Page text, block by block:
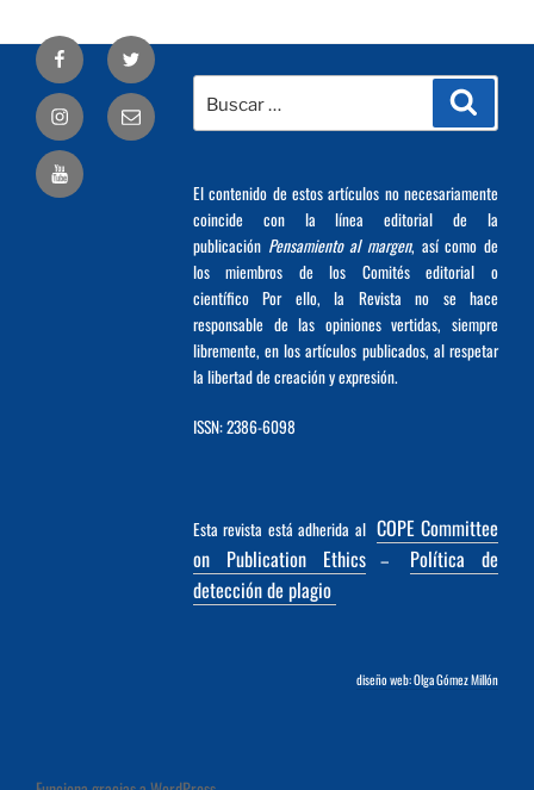
por:
El contenido de estos artículos no necesariamente
coincide con la línea editorial de la
publicación Pensamiento al margen, así como de
los miembros de los Comités editorial o
científico Por ello, la Revista no se hace
responsable de las opiniones vertidas, siempre
libremente, en los artículos publicados, al respetar
la libertad de creación y expresión.
ISSN: 2386-6098
Esta revista está adherida al COPE Committee
on Publication Ethics–
Política de
detección de plagio
diseño web: Olga Gómez Millón
Facebook Twitter
Correo
electrónico